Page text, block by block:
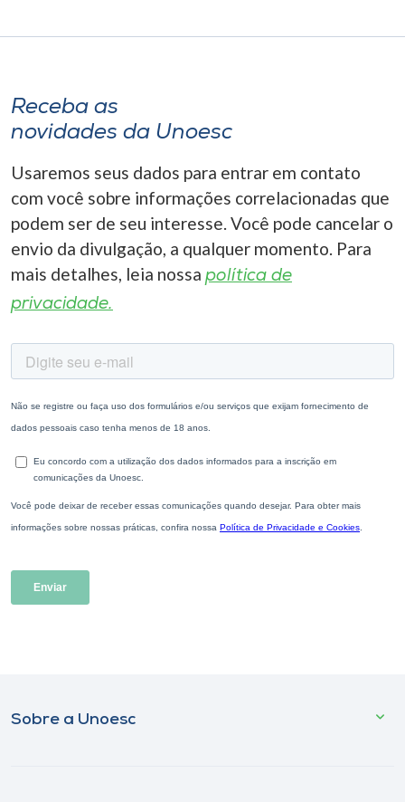
Receba as
novidades da Unoesc
Usaremos seus dados para entrar em contato
com você sobre informações correlacionadas que
podem ser de seu interesse. Você pode cancelar o
envio da divulgação, a qualquer momento. Para
mais detalhes, leia nossa política de
privacidade.
Sobre a Unoesc